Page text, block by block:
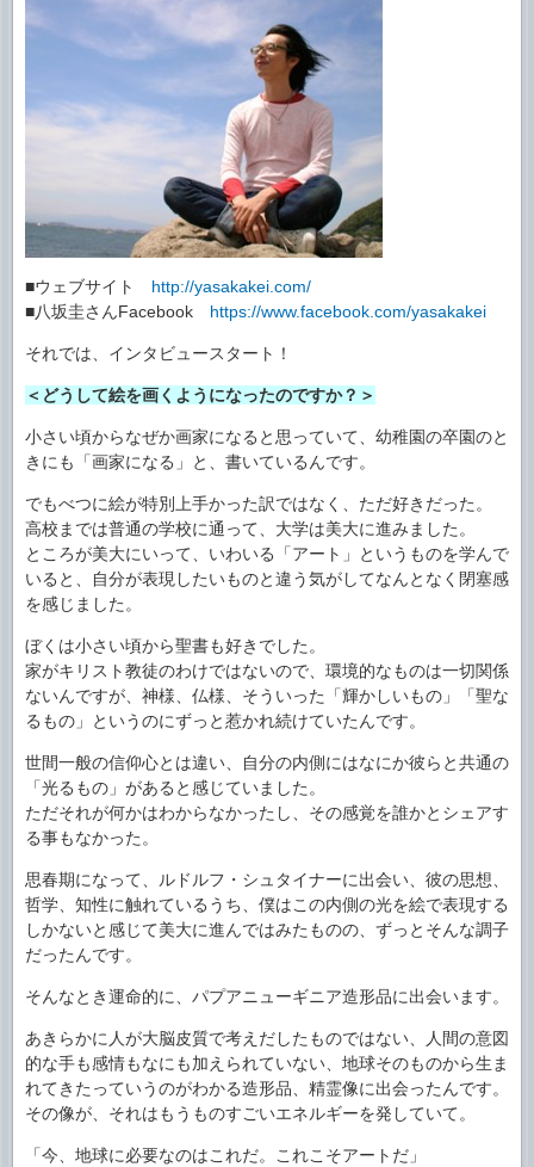
■ウェブサイト http://yasakakei.com/
■八坂圭さんFacebook https://www.facebook.com/yasakakei
それでは、インタビュースタート！
＜どうして絵を画くようになったのですか？＞
小さい頃からなぜか画家になると思っていて、幼稚園の卒園のと
きにも「画家になる」と、書いているんです。
でもべつに絵が特別上手かった訳ではなく、ただ好きだった。
高校までは普通の学校に通って、大学は美大に進みました。
ところが美大にいって、いわいる「アート」というものを学んで
いると、自分が表現したいものと違う気がしてなんとなく閉塞感
を感じました。
ぼくは小さい頃から聖書も好きでした。
家がキリスト教徒のわけではないので、環境的なものは一切関係
ないんですが、神様、仏様、そういった「輝かしいもの」「聖な
るもの」というのにずっと惹かれ続けていたんです。
世間一般の信仰心とは違い、自分の内側にはなにか彼らと共通の
「光るもの」があると感じていました。
ただそれが何かはわからなかったし、その感覚を誰かとシェアす
る事もなかった。
思春期になって、ルドルフ・シュタイナーに出会い、彼の思想、
哲学、知性に触れているうち、僕はこの内側の光を絵で表現する
しかないと感じて美大に進んではみたものの、ずっとそんな調子
だったんです。
そんなとき運命的に、パプアニューギニア造形品に出会います。
あきらかに人が大脳皮質で考えだしたものではない、人間の意図
的な手も感情もなにも加えられていない、地球そのものから生ま
れてきたっていうのがわかる造形品、精霊像に出会ったんです。
その像が、それはもうものすごいエネルギーを発していて。
「今、地球に必要なのはこれだ。これこそアートだ」